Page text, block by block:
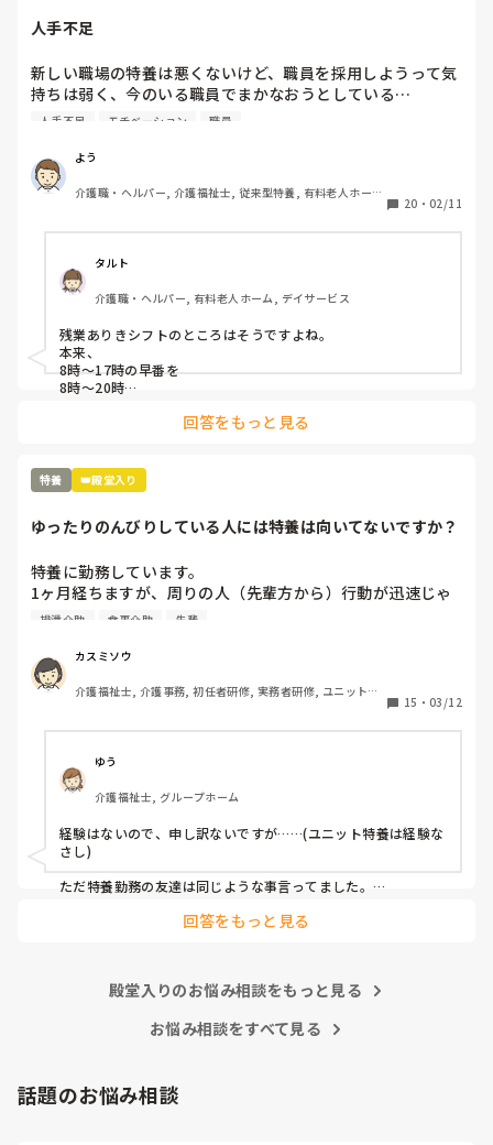
人手不足
新しい職場の特養は悪くないけど、職員を採用しようって気
持ちは弱く、今のいる職員でまかなおうとしている…
今の職場の前の老健も人手不足だったけど、まだ、職員を採
これじゃ、現有戦力、職員が更に潰れるよ…
人手不足 モチベーション 職員
よう
介護職・ヘルパー, 介護福祉士, 従来型特養, 有料老人ホー
20 ・ 02/11
タルト
介護職・ヘルパー, 有料老人ホーム, デイサービス
残業ありきシフトのところはそうですよね。
本来、
8時〜17時の早番を
8時〜20時
20時〜9時半や10時…
どうしてこんな発想ができるんでしょうね。
そこも特養ユニット型ですが、ほぼ新規の職員の採用はなく、
残業代が入るから良いという人もいますが、12時間以上の拘束
回答をもっと見る
特養 👑殿堂入り
ゆったりのんびりしている人には特養は向いてないですか？
特養に勤務しています。
1ヶ月経ちますが、周りの人（先輩方から）行動が迅速じゃ
ない、ゆったりしている、のんびりしていると言われます。
ア、入浴の方のバイタル測定、9時までに終わらせて臥床さ
せる。入浴の方はフロアに待機、それが終わったら記録（手
書き）を10時までに終わらせて隣のユニットに行って陰部洗
リーダーからは、〇〇さんは丁寧にやるから時間がかかるの
よと言われました。
私たちが相手にしているのは物ではなく人間です。
何時までにこれやってあれやってって言われても私は機械じ
ゃないんだからできるわけないじゃないですか？
オムツ交換も時間がかかりすぎと言われます。
食事介助も急いで食べさせたら誤嚥性肺炎の危険があるし、
移乗介助も世間一般的にやってはいけないことも安全のため
ました。私は側で見ていて、利用者様の表情が嫌がっている
でもまだ入社して日が浅いので何も言えず、ここに入社した
早すぎませんか？
排泄介助 食事介助 先輩
カスミソウ
介護福祉士, 介護事務, 初任者研修, 実務者研修, ユニット型
15 ・ 03/12
ゆう
介護福祉士, グループホーム
経験はないので、申し訳ないですが……(ユニット特養は経験な
さし)
ただ特養勤務の友達は同じような事言ってました。
早めに行って、仕事回さないと終えれないって話してました。
上手く出来るようになれば
れば楽になるように思います。
回答をもっと見る
殿堂入りのお悩み相談をもっと見る
お悩み相談をすべて見る
話題のお悩み相談